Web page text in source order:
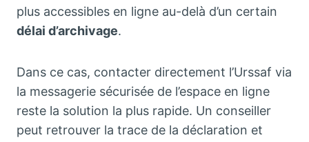
plus accessibles en ligne au-delà d’un certain
délai d’archivage.
Dans ce cas, contacter directement l’Urssaf via
la messagerie sécurisée de l’espace en ligne
reste la solution la plus rapide. Un conseiller
peut retrouver la trace de la déclaration et